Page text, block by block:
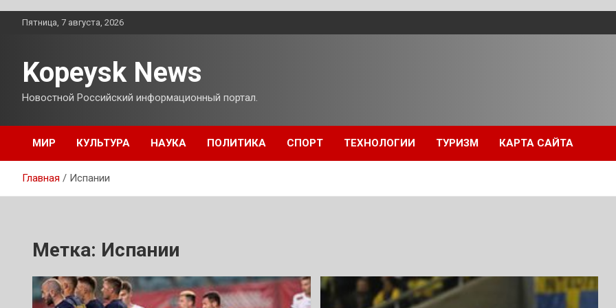
ПерейтиПятница, 7 августа, 2026
Kopeysk News
Новостной Российский информационный портал.
МИР КУЛЬТУРА НАУКА ПОЛИТИКА СПОРТ ТЕХНОЛОГИИ ТУРИЗМ КАРТА САЙТА
Главная Испании
Метка: Испании